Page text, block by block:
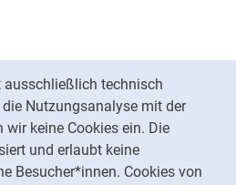
ausschließlich technisch
Nutzungsanalyse mit der
keine Cookies ein. Die
und erlaubt keine
Besucher*innen. Cookies von